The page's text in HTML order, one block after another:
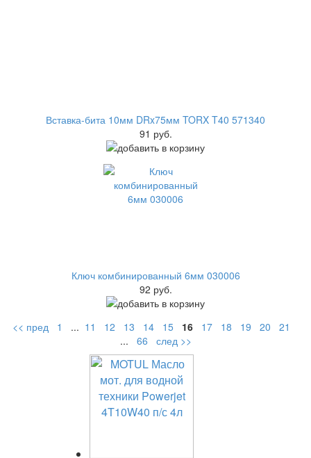
Вставка-бита 10мм DRx75мм TORX T40 571340
91 руб.
Ключ комбинированный 6мм 030006
92 руб.
<< пред 1 ... 11 12 13 14 15 16 17 18 19 20
21
... 66 след >>